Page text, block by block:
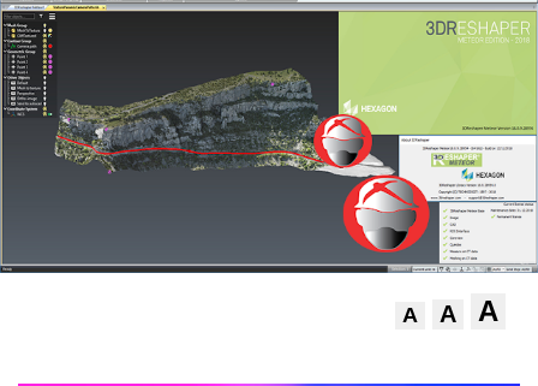
A A A